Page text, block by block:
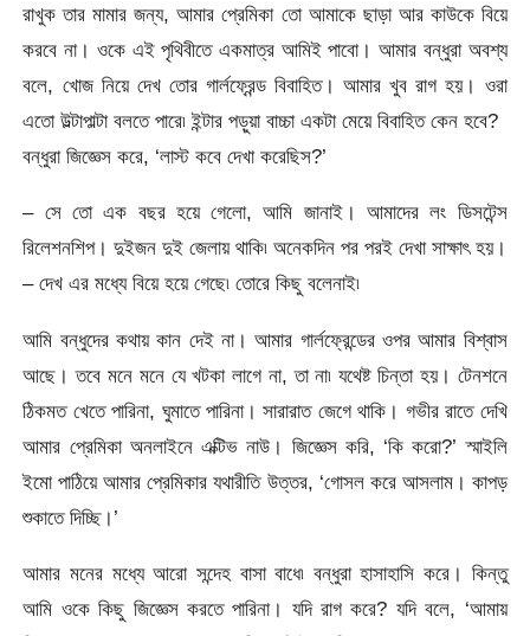
রাখুক তার মামার জন্য, আমার প্রেমিকা তো আমাকে ছাড়া আর কাউকে বিয়ে
করবে না। ওকে এই পৃথিবীতে একমাত্র আমিই পাবো। আমার বন্ধুরা অবশ্য
বলে, খোজ নিয়ে দেখ তোর গার্লফ্রেন্ড বিবাহিত। আমার খুব রাগ হয়। ওরা
এতো উল্টাপাল্টা বলতে পারে৷ ইন্টার পড়ুয়া বাচ্চা একটা মেয়ে বিবাহিত কেন হবে?
বন্ধুরা জিজ্ঞেস করে, ‘লাস্ট কবে দেখা করেছিস?’
– সে তো এক বছর হয়ে গেলো, আমি জানাই। আমাদের লং ডিসটেন্স
রিলেশনশিপ। দুইজন দুই জেলায় থাকি৷ অনেকদিন পর পরই দেখা সাক্ষাৎ হয়।
– দেখ এর মধ্যে বিয়ে হয়ে গেছে৷ তোরে কিছু বলেনাই৷
আমি বন্ধুদের কথায় কান দেই না। আমার গার্লফ্রেন্ডের ওপর আমার বিশ্বাস
আছে। তবে মনে মনে যে খটকা লাগে না, তা না৷ যথেষ্ট চিন্তা হয়। টেনশনে
ঠিকমত খেতে পারিনা, ঘুমাতে পারিনা। সারারাত জেগে থাকি। গভীর রাতে দেখি
আমার প্রেমিকা অনলাইনে এক্টিভ নাউ। জিজ্ঞেস করি, ‘কি করো?’ স্মাইলি
ইমো পাঠিয়ে আমার প্রেমিকার যথারীতি উত্তর, ‘গোসল করে আসলাম। কাপড়
শুকাতে দিচ্ছি।’
আমার মনের মধ্যে আরো সন্দেহ বাসা বাধে৷ বন্ধুরা হাসাহাসি করে। কিন্তু
আমি ওকে কিছু জিজ্ঞেস করতে পারিনা। যদি রাগ করে? যদি বলে, ‘আমায়